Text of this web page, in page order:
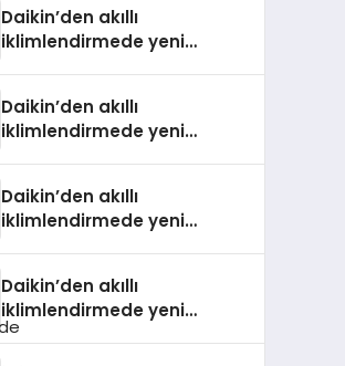
Daikin’den akıllı
iklimlendirmede yeni
Daikin’den akıllı
iklimlendirmede yeni
Daikin’den akıllı
iklimlendirmede yeni
Daikin’den akıllı
iklimlendirmede yeni
dönem: Madoka Plus